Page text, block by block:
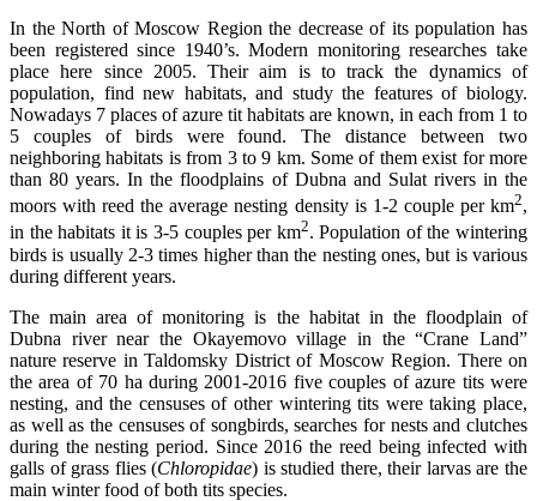
In the North of Moscow Region the decrease of its population has
been registered since 1940’s. Modern monitoring researches take
place here since 2005. Their aim is to track the dynamics of
population, find new habitats, and study the features of biology.
Nowadays 7 places of azure tit habitats are known, in each from 1 to
5 couples of birds were found. The distance between two
neighboring habitats is from 3 to 9 km. Some of them exist for more
than 80 years. In the floodplains of Dubna and Sulat rivers in the
moors with reed the average nesting density is 1-2 couple per km2,
in the habitats it is 3-5 couples per km2. Population of the wintering
birds is usually 2-3 times higher than the nesting ones, but is various
during different years.
The main area of monitoring is the habitat in the floodplain of
Dubna river near the Okayemovo village in the “Crane Land”
nature reserve in Taldomsky District of Moscow Region. There on
the area of 70 ha during 2001-2016 five couples of azure tits were
nesting, and the censuses of other wintering tits were taking place,
as well as the censuses of songbirds, searches for nests and clutches
during the nesting period. Since 2016 the reed being infected with
galls of grass flies (Chloropidae) is studied there, their larvas are the
main winter food of both tits species.